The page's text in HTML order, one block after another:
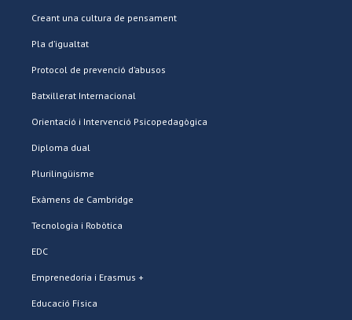
Creant una cultura de pensament
Pla d’igualtat
Protocol de prevenció d’abusos
Batxillerat Internacional
Orientació i Intervenció Psicopedagògica
Diploma dual
Plurilingüisme
Exàmens de Cambridge
Tecnologia i Robòtica
EDC
Emprenedoria i Erasmus +
Educació Física